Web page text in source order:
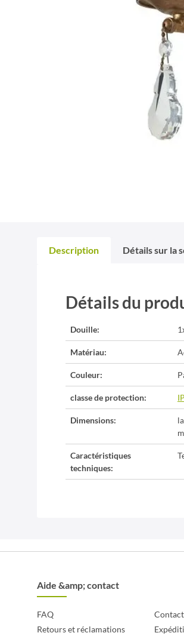
Description Détails sur la
Détails du
Douille:
Matériau:
Couleur:
classe de protection:
Dimensions:
Caractéristiques
techniques:
Aide &amp; contact
FAQ Contact
Retours et réclamations